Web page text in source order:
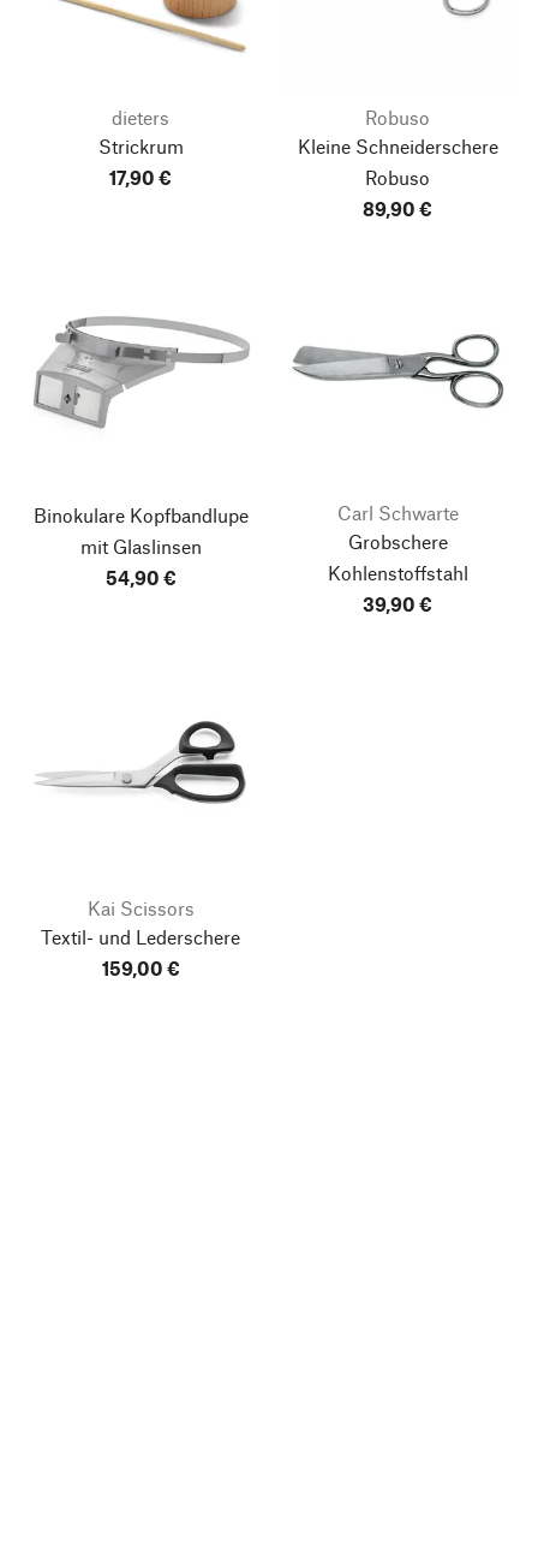
dieters
Strickrum
17,90 €
Robuso
Kleine Schneiderschere
Robuso
89,90 €
Binokulare Kopfbandlupe
mit Glaslinsen
54,90 €
Carl Schwarte
Grobschere
Kohlenstoffstahl
39,90 €
Kai Scissors
Textil- und Lederschere
159,00 €